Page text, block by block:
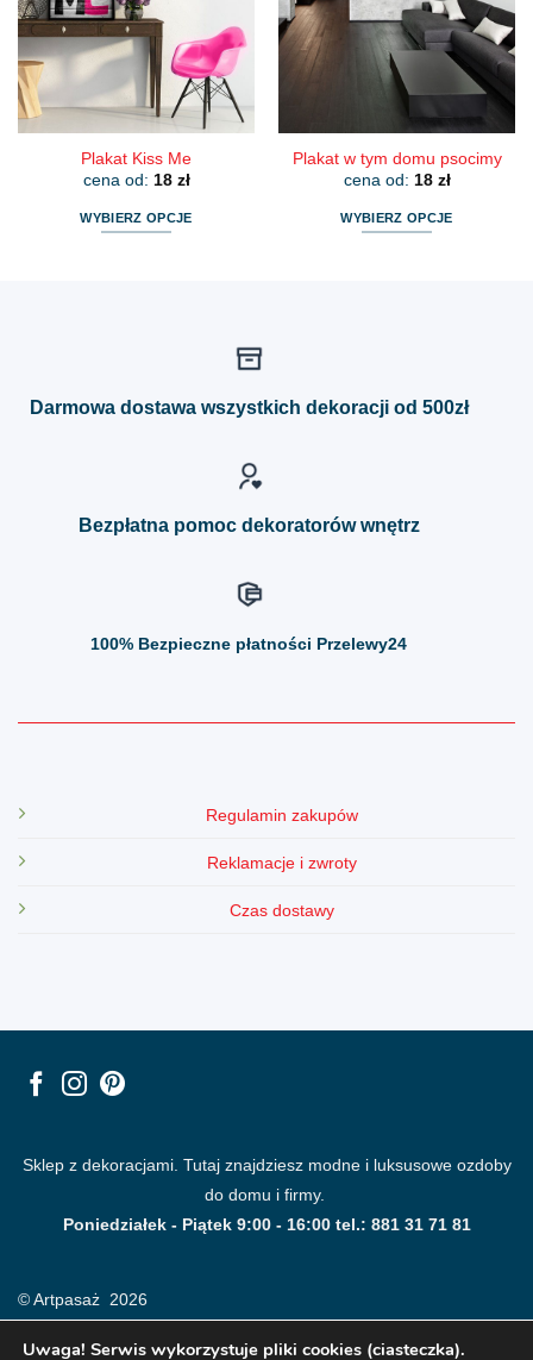
można
wybrać
na
stronie
produktu
można
wybrać
na
stronie
Plakat Kiss Me
cena od: 18 zł
WYBIERZ OPCJE
Plakat w tym domu psocimy
cena od: 18 zł
WYBIERZ OPCJE
Darmowa dostawa wszystkich dekoracji od 500zł
Bezpłatna pomoc dekoratorów wnętrz
100% Bezpieczne płatności Przelewy24
Regulamin zakupów
Reklamacje i zwroty
Czas dostawy
Sklep z dekoracjami. Tutaj znajdziesz modne i luksusowe ozdoby
do domu i firmy.
Poniedziałek - Piątek 9:00 - 16:00 tel.: 881 31 71 81
© Artpasaż 2026
Uwaga! Serwis wykorzystuje pliki cookies (ciasteczka).